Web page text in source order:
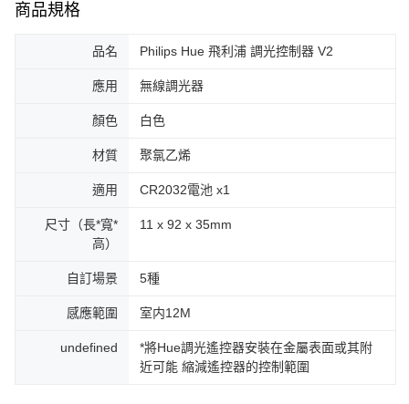
商品規格
品名 Philips Hue 飛利浦 調光控制器 V2
應用 無線調光器
顏色 白色
材質 聚氯乙烯
適用 CR2032電池 x1
尺寸（長*寬*
高）
11 x 92 x 35mm
自訂場景 5種
感應範圍 室内12M
undefined
*將Hue調光遙控器安裝在金屬表面或其附
近可能 縮減遙控器的控制範圍